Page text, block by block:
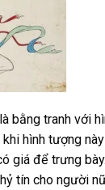
bằng tranh với
hình tượng
giá để trưng
tín cho người